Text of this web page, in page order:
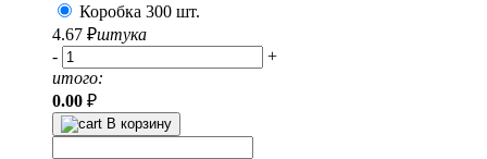
Коробка 300 шт.
4.67 ₽штука
-
+
итого:
0.00 ₽
В корзину